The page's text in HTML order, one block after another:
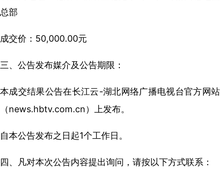
总部
成交价：50,000.00元
三、公告发布媒介及公告期限：
本成交结果公告在长江云-湖北网络广播电视台官方网站
（news.hbtv.com.cn）上发布。
自本公告发布之日起1个工作日。
四、凡对本次公告内容提出询问，请按以下方式联系：